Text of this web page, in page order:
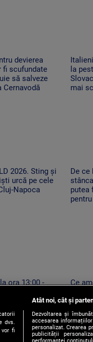
devierea
fi scufundate
să salveze
Cernavodă
la
mai
2026. Sting și
urcă pe cele
Napoca
De ce
putea
ora 13:00 -
Ce
să
dvs.
vor fi
Atât noi, cât și
Dezvoltarea și
accesarea
personalizat. Crearea
publicității